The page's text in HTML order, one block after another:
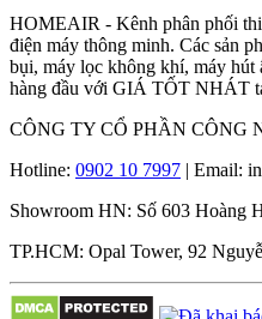
HOMEAIR - Kênh phân phối
điện máy thông minh. Các sản
bụi, máy lọc không khí, máy hút
hàng đầu với GIÁ TỐT NHÁT
CÔNG TY CỔ PHẦN CÔNG
Hotline: 0902 10 7997 | Email:
Showroom HN: Số 603 Hoàng
TP.HCM: Opal Tower, 92